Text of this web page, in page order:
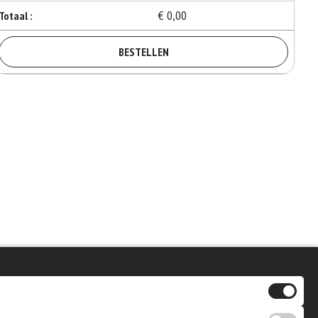
Totaal : € 0,00
BESTELLEN